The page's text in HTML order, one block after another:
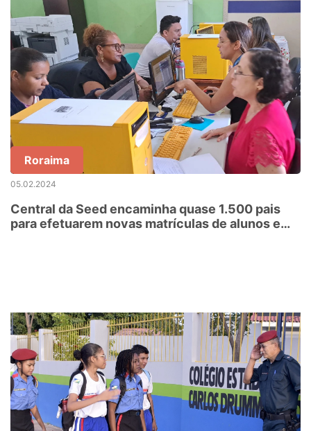
Roraima
05.02.2024
Central da Seed encaminha quase 1.500 pais
para efetuarem novas matrículas de alunos em